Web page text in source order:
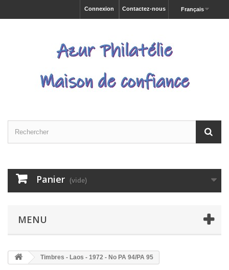
Français
Contactez-nous
Connexion
Panier (vide)
MENU
Timbres - Laos - 1972 - No PA 94/PA 95